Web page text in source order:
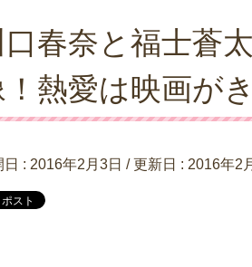
口春奈と福士蒼
熱愛は映画が
日 : 2016年2月3日 / 更新日 : 2016年2